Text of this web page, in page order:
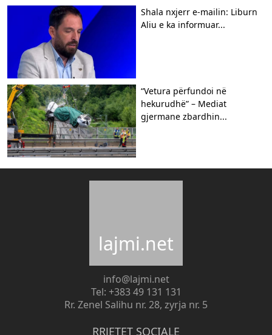
Shala nxjerr e-mailin: Liburn
Aliu e ka informuar...
“Vetura përfundoi në
hekurudhë” – Mediat
gjermane zbardhin...
lajmi.net
info@lajmi.net
Tel: +383 49 131 131
Rr. Zenel Salihu nr. 28, zyrja nr. 5
RRJETET SOCIALE